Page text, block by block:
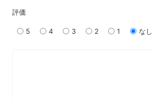
評価
5 4 3 2 1 なし